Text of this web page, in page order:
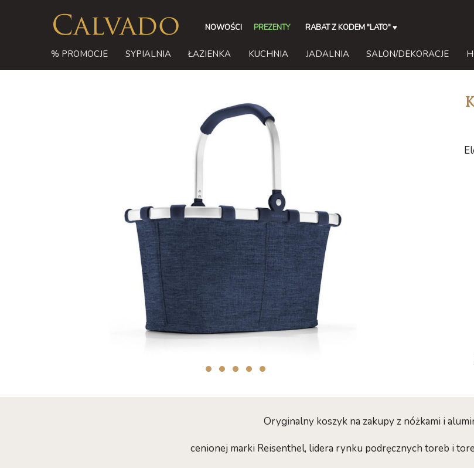
NOWOŚCI PREZENTY RABAT Z KODEM "LATO"♥
% PROMOCJE SYPIALNIA ŁAZIENKA KUCHNIA JADALNIA SALON/DEKORACJE
Oryginalny koszyk na zakupy z nóżkami i
cenionej marki Reisenthel, lidera rynku podręcznych toreb i